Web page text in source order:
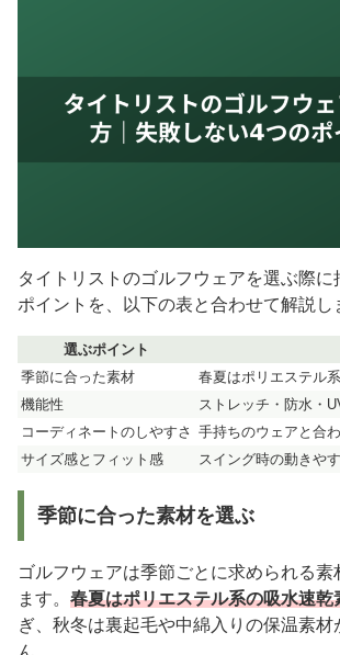
タイトリストのゴルフウェアを選ぶ際に
ポイントを、以下の表と合わせて解説し
選ぶポイント
季節に合った素材
春夏はポリエステル
機能性
ストレッチ・防水・
コーディネートのしやすさ 手持ちのウェアと合
サイズ感とフィット感
スイング時の動きや
季節に合った素材を選ぶ
ゴルフウェアは季節ごとに求められる素
ます。 春夏はポリエステル系の吸水速乾
ぎ、秋冬は裏起毛や中綿入りの保温素
ん。